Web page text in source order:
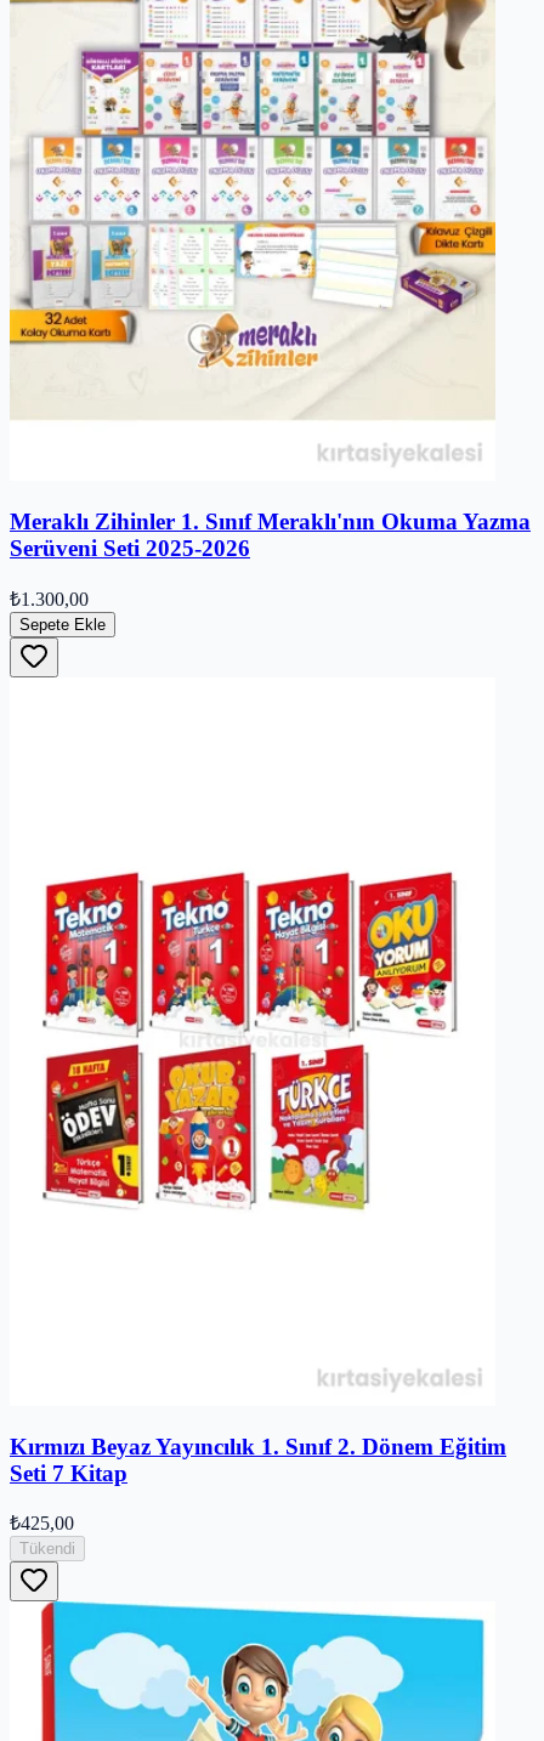
Meraklı Zihinler 1. Sınıf Meraklı'nın Okuma Yazma
Serüveni Seti 2025-2026
₺1.300,00
Sepete Ekle
Kırmızı Beyaz Yayıncılık 1. Sınıf 2. Dönem Eğitim
Seti 7 Kitap
₺425,00
Tükendi